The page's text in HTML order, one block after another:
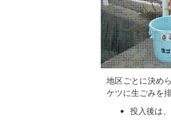
地区ごとに決め
ケツに生ごみを
投入後は